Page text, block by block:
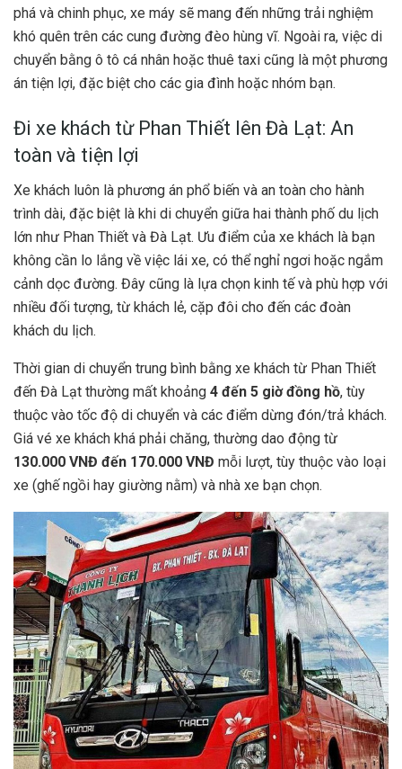
phá và chinh phục, xe máy sẽ mang đến những trải nghiệm
khó quên trên các cung đường đèo hùng vĩ. Ngoài ra, việc di
chuyển bằng ô tô cá nhân hoặc thuê taxi cũng là một phương
án tiện lợi, đặc biệt cho các gia đình hoặc nhóm bạn.
Đi xe khách từ Phan Thiết lên Đà Lạt: An
toàn và tiện lợi
Xe khách luôn là phương án phổ biến và an toàn cho hành
trình dài, đặc biệt là khi di chuyển giữa hai thành phố du lịch
lớn như Phan Thiết và Đà Lạt. Ưu điểm của xe khách là bạn
không cần lo lắng về việc lái xe, có thể nghỉ ngơi hoặc ngắm
cảnh dọc đường. Đây cũng là lựa chọn kinh tế và phù hợp với
nhiều đối tượng, từ khách lẻ, cặp đôi cho đến các đoàn
khách du lịch.
Thời gian di chuyển trung bình bằng xe khách từ Phan Thiết
đến Đà Lạt thường mất khoảng 4 đến 5 giờ đồng hồ, tùy
thuộc vào tốc độ di chuyển và các điểm dừng đón/trả khách.
Giá vé xe khách khá phải chăng, thường dao động từ
130.000 VNĐ đến 170.000 VNĐ mỗi lượt, tùy thuộc vào loại
xe (ghế ngồi hay giường nằm) và nhà xe bạn chọn.